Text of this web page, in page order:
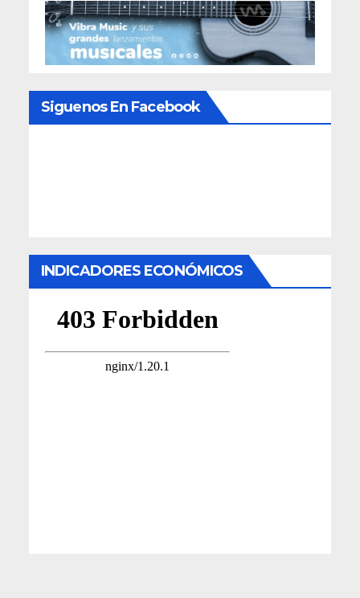
Siguenos En Facebook
INDICADORES ECONÓMICOS